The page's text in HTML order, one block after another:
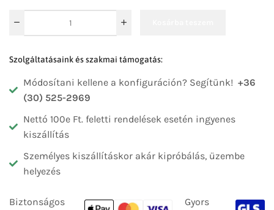
Szolgáltatásaink és szakmai támogatás:
Módosítani kellene a konfiguráción? Segítünk! +36
(30) 525-2969
Nettó 100e Ft. feletti rendelések esetén ingyenes
kiszállítás
Személyes kiszállításkor akár kipróbálás, üzembe
helyezés
Biztonságos
Gyors